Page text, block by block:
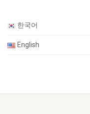
한국어
English